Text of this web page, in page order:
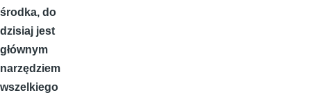
środka, do
dzisiaj jest
głównym
narzędziem
wszelkiego